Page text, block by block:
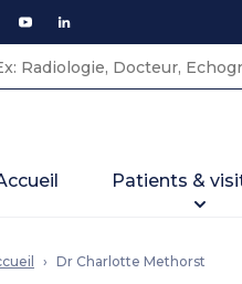
YOUTUBELINKEDIN
Patients &
Dr Charlotte Methorst